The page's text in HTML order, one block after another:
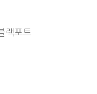
랙포트